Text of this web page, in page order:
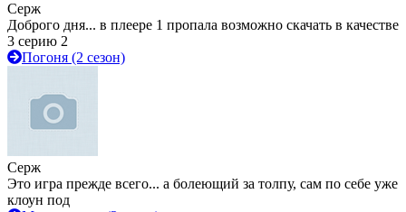
Серж
Доброго дня... в плеере 1 пропала возможно скачать в качестве
3 серию 2
Погоня (2 сезон)
Серж
Это игра прежде всего... а болеющий за толпу, сам по себе уже
клоун под